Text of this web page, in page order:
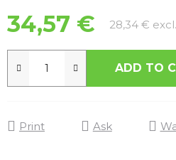
34,57 € 28,34 €
ADD TO
Print Ask